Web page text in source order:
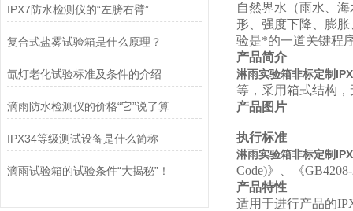
IPX7防水检测仪的“左膀右臂”
复合式盐雾试验箱是什么原理？
氙灯老化试验标准及条件的介绍
滴雨防水检测仪的价格“它”说了算
IPX34等级测试设备是什么简称
滴雨试验箱的试验条件“大揭秘”！
自然界水（雨水、
形、强度下降、膨
验是*的一道关键程
产品简介
淋雨实验箱非标定制
等，采用箱式结构
产品图片
执行标准
淋雨实验箱非标定制
Code)》、《
产品特性
适用于进行产品的